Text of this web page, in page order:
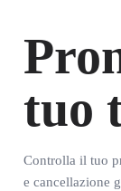
tuo
Controlla il tuo
e cancellazione